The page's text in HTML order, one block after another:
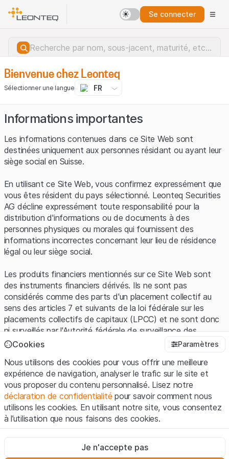
Se connecter
Erreur du serveur.
Bienvenue chez Leonteq
Sélectionner une langue FR
Informations importantes
Les informations contenues dans ce Site Web sont
destinées uniquement aux personnes résidant ou ayant leur
siège social en Suisse.
En utilisant ce Site Web, vous confirmez expressément que
vous êtes résident du pays sélectionné. Leonteq Securities
AG décline expressément toute responsabilité pour la
distribution d'informations ou de documents à des
personnes physiques ou morales qui fournissent des
informations incorrectes concernant leur lieu de résidence
légal ou leur siège social.
Les produits financiers mentionnés sur ce Site Web sont
des instruments financiers dérivés. Ils ne sont pas
considérés comme des parts d'un placement collectif au
sens des articles 7 et suivants de la loi fédérale sur les
placements collectifs de capitaux (LPCC) et ne sont donc
ni surveillés par l'Autorité fédérale de surveillance des
marchés financiers (FINMA) ni enregistrés auprès de la
protection spécifique des investisseurs prévue par la LPCC.
Conditions d'utilisation et informations juridiques
En utilisant le Site Web de Leonteq Securities AG (ci-après
"Site Web"), vous confirmez que vous avez compris et que
vous acceptez les informations juridiques, les notes
vous n'acceptez pas les Conditions d'utilisation, veuillez-
vous abstenir d'utiliser ce Site Web.
Cookies Paramètres
Nous utilisons des cookies pour vous offrir une meilleure
expérience de navigation, analyser le trafic sur le site et
vous proposer du contenu personnalisé. Lisez notre
déclaration de confidentialité pour savoir comment nous
utilisons les cookies. En utilisant notre site, vous consentez
à l’utilisation que nous faisons des cookies.
Ces cookies sont nécessaires au bon fonctionnement du site
Je n'accepte pas